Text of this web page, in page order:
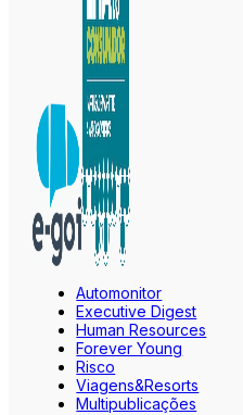
Automonitor
Executive Digest
Human Resources
Forever Young
Risco
Viagens&Resorts
Multipublicações